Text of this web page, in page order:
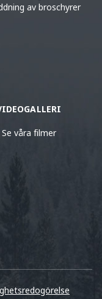
av broschyrer
Se våra filmer